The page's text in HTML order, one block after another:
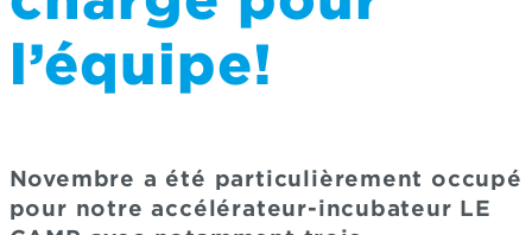
l’équipe!
Novembre a été particulièrement occupé
pour notre accélérateur-incubateur LE